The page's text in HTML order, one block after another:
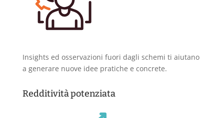
Insights ed osservazioni fuori dagli schemi ti aiutano
a generare nuove idee pratiche e concrete.
Redditività potenziata